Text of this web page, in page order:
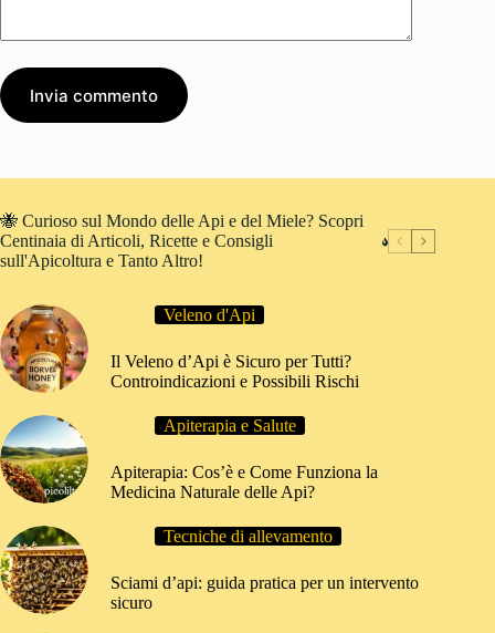
Invia commento
🐝 Curioso sul Mondo delle Api e del Miele? Scopri
Centinaia di Articoli, Ricette e Consigli
sull'Apicoltura e Tanto Altro!
Veleno d'Api
Il Veleno d’Api è Sicuro per Tutti?
Controindicazioni e Possibili Rischi
Apiterapia e Salute
Apiterapia: Cos’è e Come Funziona la
Medicina Naturale delle Api?
Tecniche di allevamento
Sciami d’api: guida pratica per un intervento
sicuro